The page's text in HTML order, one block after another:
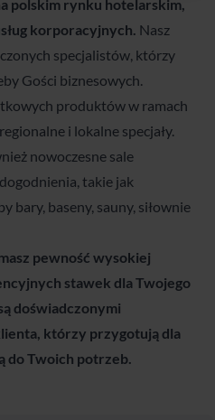
polskim rynku hotelarskim,
korporacyjnych. Nasz
specjalistów, którzy
Gości biznesowych.
produktów w ramach
i lokalne specjały.
nowoczesne sale
takie jak
bary, baseny, sauny, siłownie
pewność wysokiej
stawek dla Twojego
doświadczonymi
którzy przygotują dla
do Twoich potrzeb.